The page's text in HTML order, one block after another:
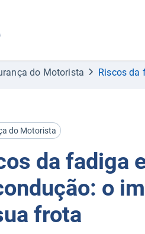
do Motorista Riscos da
do Motorista
da fadiga
o
frota